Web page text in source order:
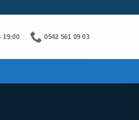
güvenli taşımacılık için Ecevit Karadeniz
19:00 0542 561 09 03